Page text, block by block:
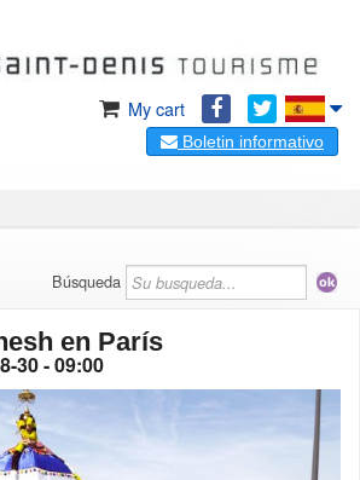
My cart
Boletin informativo
Búsqueda
en París
30- 09:00